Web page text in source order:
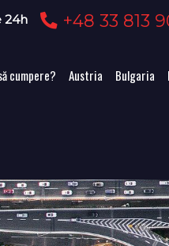
24h +48 33 813
cumpere? Austria Bulgaria